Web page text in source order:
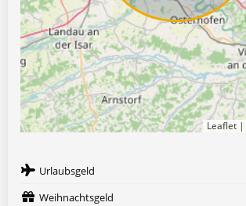
Leaflet
Urlaubsgeld
Weihnachtsgeld